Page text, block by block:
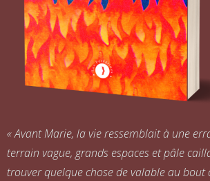
« Avant Marie, la vie ressemblait à une
terrain vague, grands espaces et pâle
trouver quelque chose de valable au bout